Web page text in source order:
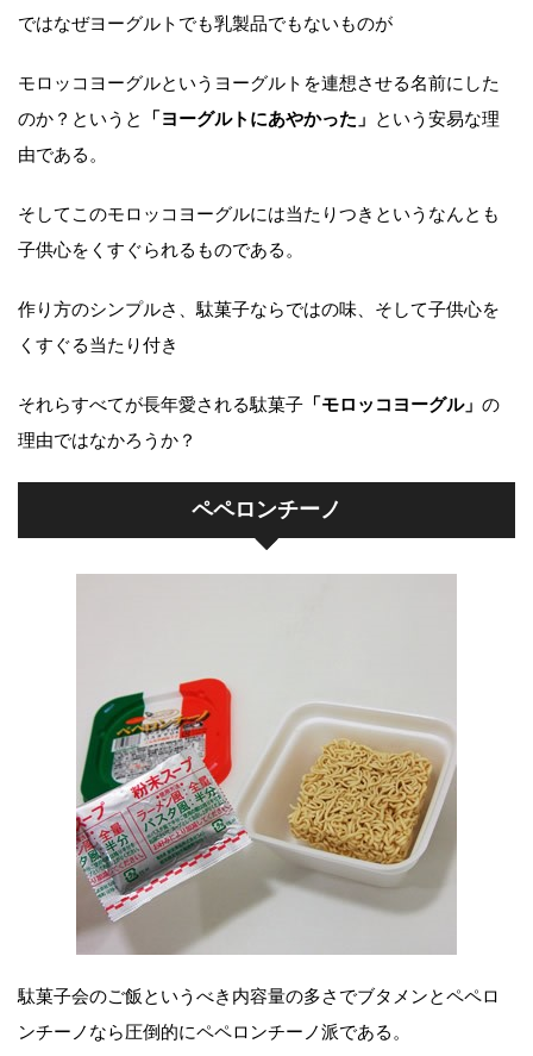
ではなぜヨーグルトでも乳製品でもないものが
モロッコヨーグルというヨーグルトを連想させる名前にした
のか？というと
「ヨーグルトにあやかった」 という安易な理
由である。
そしてこのモロッコヨーグルには当たりつきというなんとも
子供心をくすぐられるものである。
作り方のシンプルさ、駄菓子ならではの味、そして子供心を
くすぐる当たり付き
それらすべてが長年愛される駄菓子 「モロッコヨーグル」 の
理由ではなかろうか？
ペペロンチーノ
駄菓子会のご飯というべき内容量の多さでブタメンとペペロ
ンチーノなら圧倒的にペペロンチーノ派である。